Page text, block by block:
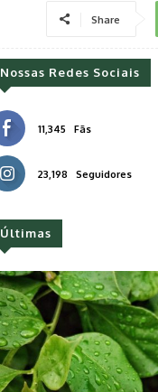
Share
Nossas Redes Sociais
11,345 Fãs
23,198 Seguidores
Últimas